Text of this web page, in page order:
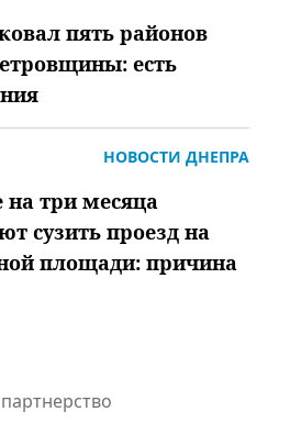
пять районов
есть
НОВОСТИ ДНЕПРА
на три месяца
сузить проезд на
площади: причина